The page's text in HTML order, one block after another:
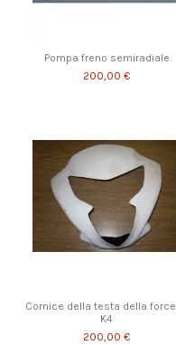
Pompa freno semiradiale
200,00 €
Cornice della testa della
K4
200,00 €